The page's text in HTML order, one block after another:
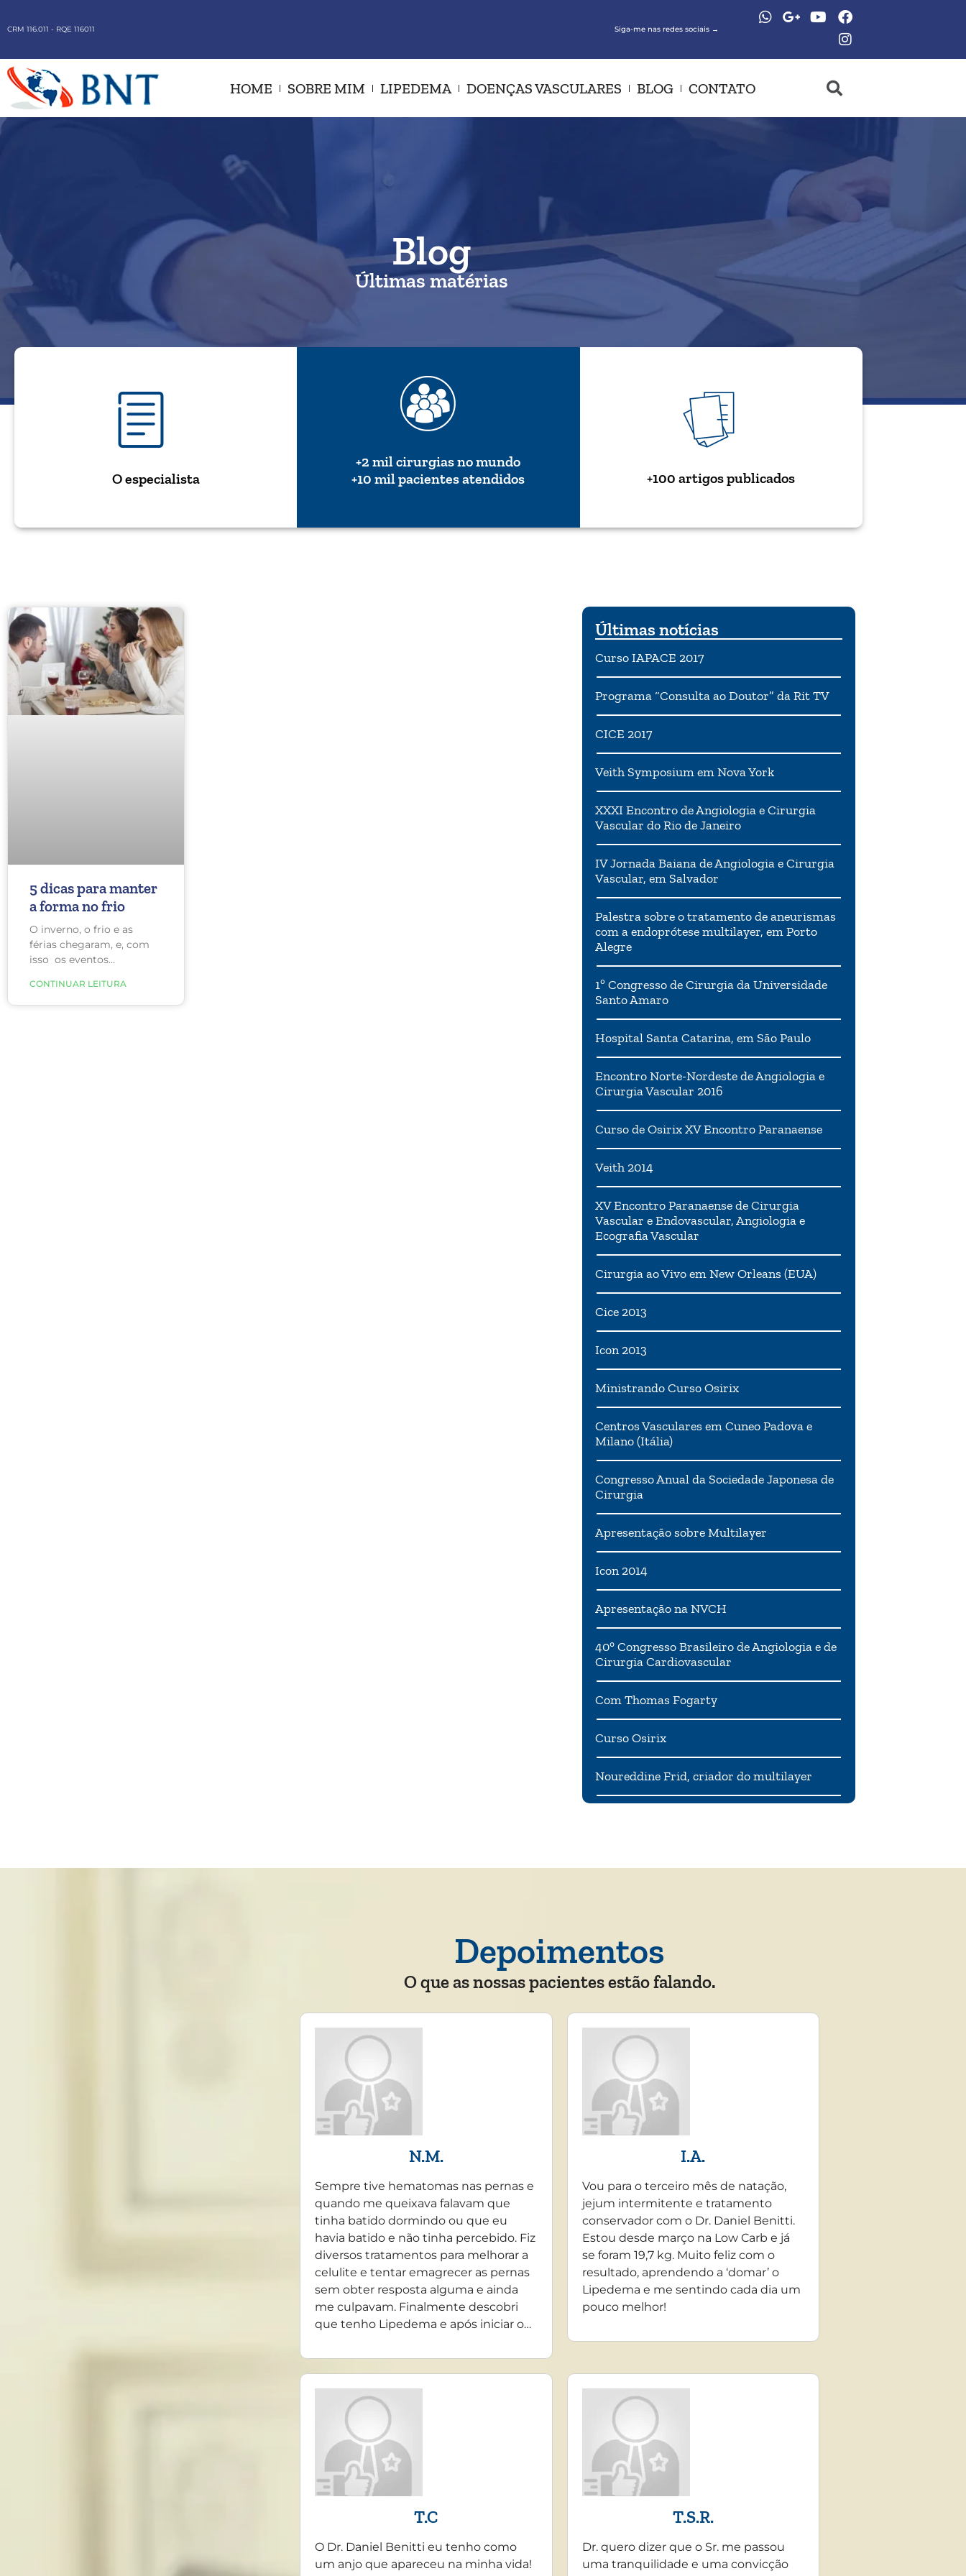
CRM 116.011 - RQE 116011 Siga-me nas redes sociais →
HOME SOBRE MIM LIPEDEMA DOENÇAS VASCULARES BLOG CONTATO
Blog
Últimas matérias
O especialista
+2 mil cirurgias no mundo
+10 mil pacientes atendidos
+100 artigos publicados
5 dicas para manter
a forma no frio
O inverno, o frio e as
férias chegaram, e, com
isso os eventos
rapidamente
aqueles quilinhos extras.
CONTINUAR LEITURA
Últimas notícias
Curso IAPACE 2017
Programa “Consulta ao Doutor” da Rit TV
CICE 2017
Veith Symposium em Nova York
XXXI Encontro de Angiologia e Cirurgia
Vascular do Rio de Janeiro
IV Jornada Baiana de Angiologia e Cirurgia
Vascular, em Salvador
Palestra sobre o tratamento de aneurismas
com a endoprótese multilayer, em Porto
Alegre
1º Congresso de Cirurgia da Universidade
Santo Amaro
Hospital Santa Catarina, em São Paulo
Encontro Norte-Nordeste de Angiologia e
Cirurgia Vascular 2016
Curso de Osirix XV Encontro Paranaense
Veith 2014
XV Encontro Paranaense de Cirurgia
Vascular e Endovascular, Angiologia e
Ecografia Vascular
Cirurgia ao Vivo em New Orleans (EUA)
Cice 2013
Icon 2013
Ministrando Curso Osirix
Centros Vasculares em Cuneo Padova e
Milano (Itália)
Congresso Anual da Sociedade Japonesa de
Cirurgia
Apresentação sobre Multilayer
Icon 2014
Apresentação na NVCH
40° Congresso Brasileiro de Angiologia e de
Cirurgia Cardiovascular
Com Thomas Fogarty
Curso Osirix
Noureddine Frid, criador do multilayer
Depoimentos
O que as nossas pacientes estão falando.
N.M.
Sempre tive hematomas nas pernas e
quando me queixava falavam que
tinha batido dormindo ou que eu
havia batido e não tinha percebido. Fiz
diversos tratamentos para melhorar a
celulite e tentar emagrecer as pernas
sem obter resposta alguma e ainda
me culpavam. Finalmente descobri
que tenho Lipedema e após iniciar o…
I.A.
Vou para o terceiro mês de natação,
jejum intermitente e tratamento
conservador com o Dr. Daniel Benitti.
Estou desde março na Low Carb e já
se foram 19,7 kg. Muito feliz com o
resultado, aprendendo a ‘domar’ o
Lipedema e me sentindo cada dia um
pouco melhor!
T.C
O Dr. Daniel Benitti eu tenho como
um anjo que apareceu na minha vida!
T.S.R.
Dr. quero dizer que o Sr. me passou
uma tranquilidade e uma convicção